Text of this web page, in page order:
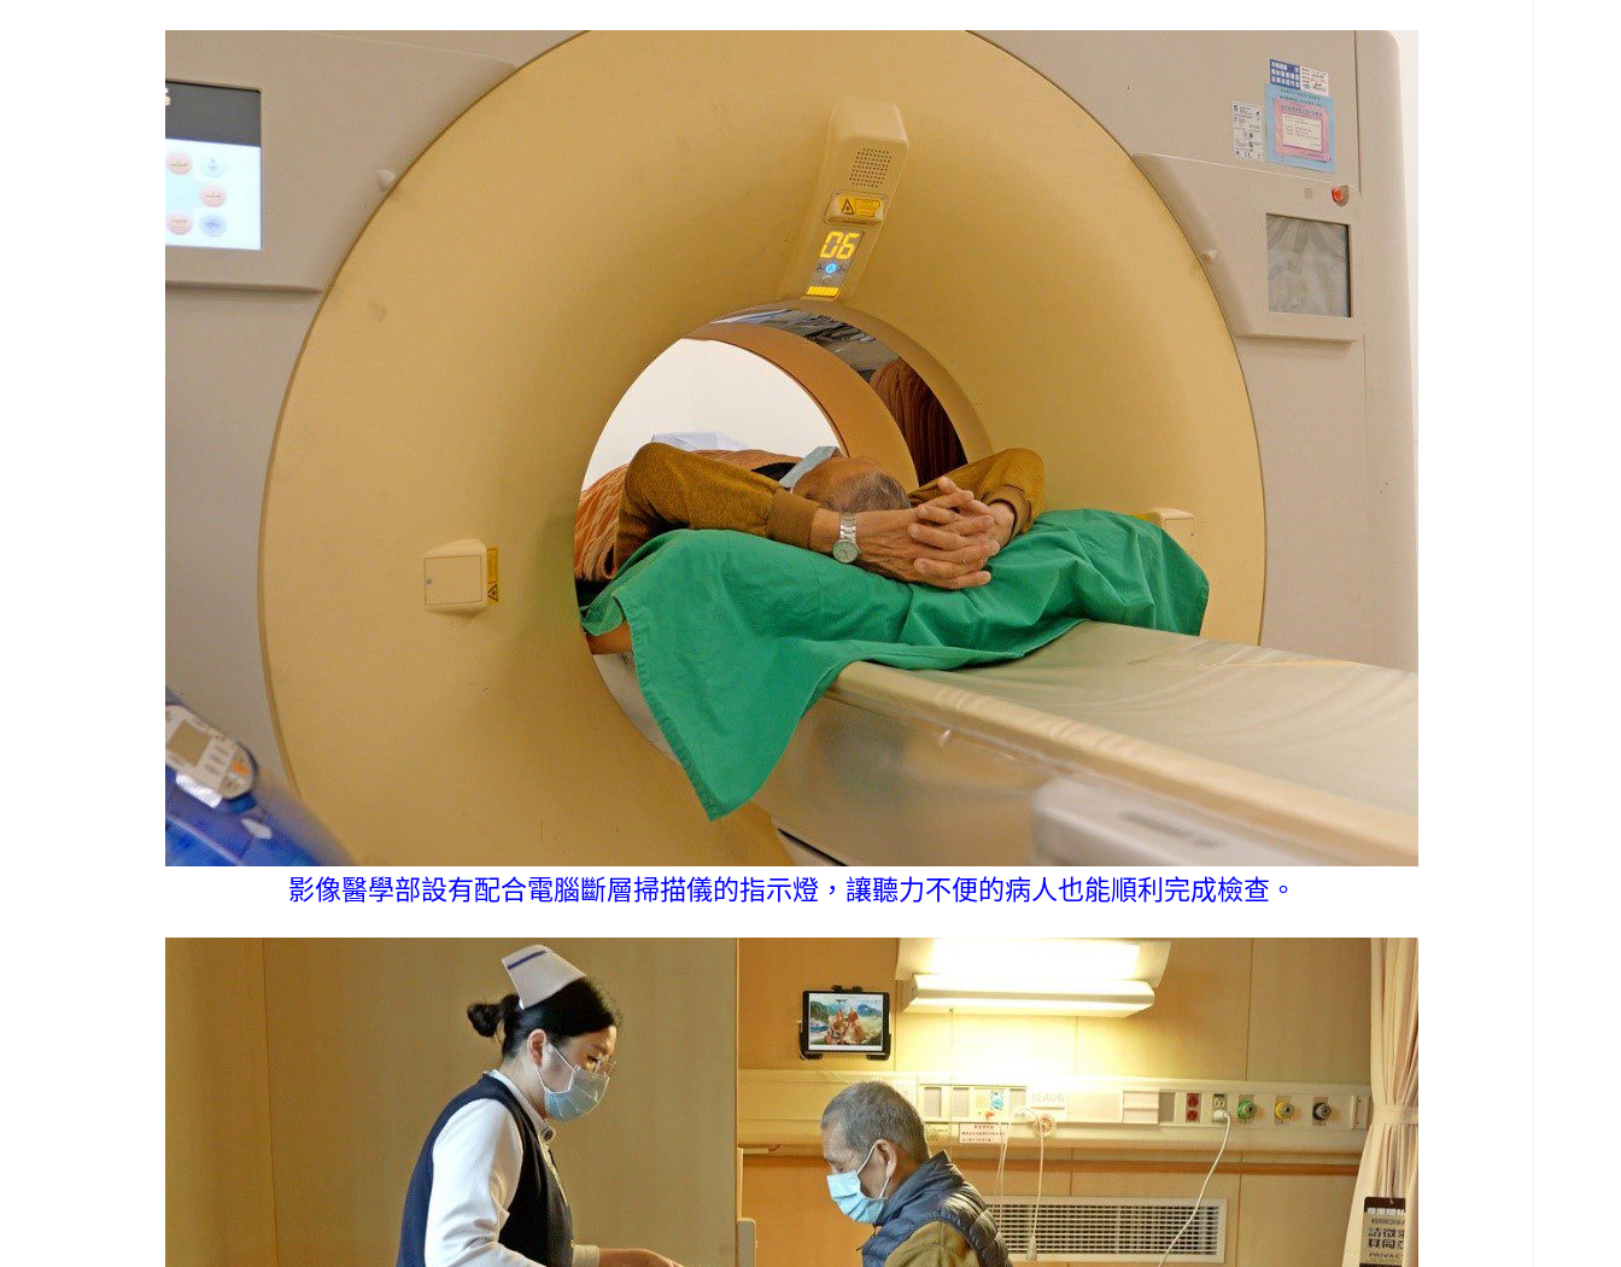
影像醫學部設有配合電腦斷層掃描儀的指示燈，讓聽力不便的病人也能順利完成檢查。